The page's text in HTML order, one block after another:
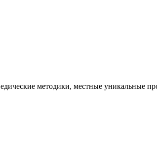
методики, местные уникальные